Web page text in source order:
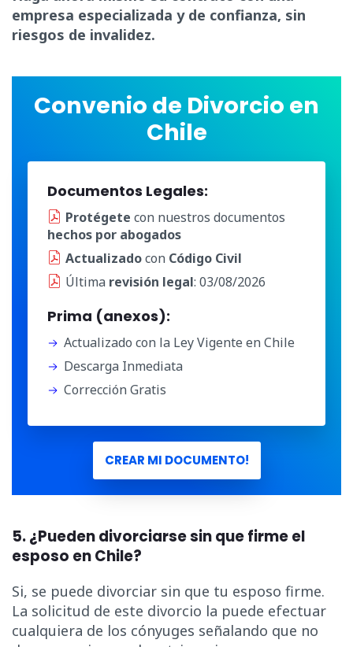
empresa especializada y de confianza, sin
riesgos de invalidez.
Convenio de Divorcio en
Chile
Documentos Legales:
Protégete con nuestros documentos
hechos por abogados
Actualizadocon Código Civil
Última revisión legal: 03/08/2026
Prima (anexos):
Actualizado con la Ley Vigente en Chile
Descarga Inmediata
Corrección Gratis
CREAR MI DOCUMENTO!
5. ¿Pueden divorciarse sin que firme el
esposo en Chile?
Si, se puede divorciar sin que tu esposo firme.
La solicitud de este divorcio la puede efectuar
cualquiera de los cónyuges señalando que no